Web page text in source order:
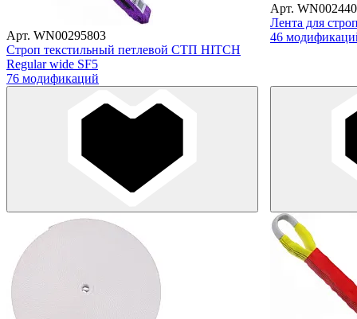
Арт. WN00295803
Строп текстильный петлевой СТП HITCH
Regular wide SF5
76 модификаций
Арт.
Лента для
46